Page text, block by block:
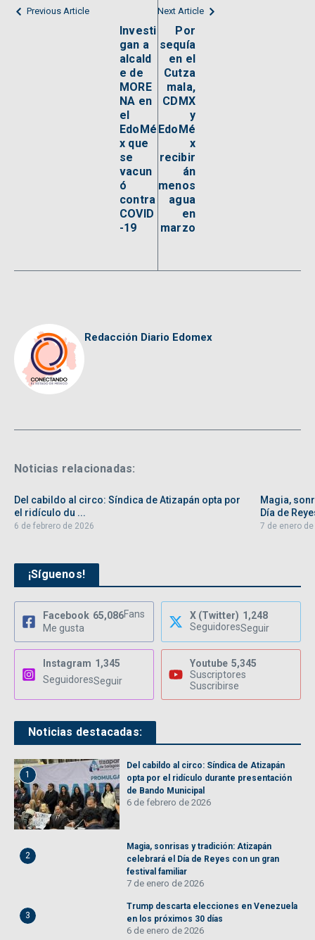
Previous Article
Investi
gan a
alcald
e de
MORE
NA en
el
EdoMé
x que
se
vacun
ó
contra
COVID
-19
Next Article
Por
sequía
en el
Cutza
mala,
CDMX
y
EdoMé
x
recibir
án
menos
agua
en
marzo
Redacción Diario Edomex
Noticias relacionadas:
Del cabildo al circo: Síndica de Atizapán opta por
el ridículo du ...
6 de febrero de 2026
Magia,
Día de
7 de enero
¡Síguenos!
Facebook 65,086Fans
Me gusta
X (Twitter) 1,248
SeguidoresSeguir
Instagram 1,345
SeguidoresSeguir
Youtube 5,345
Suscriptores
Suscribirse
Noticias destacadas:
1
Del cabildo al circo: Síndica de Atizapán
opta por el ridículo durante presentación
de Bando Municipal
6 de febrero de 2026
2
Magia, sonrisas y tradición: Atizapán
celebrará el Día de Reyes con un gran
festival familiar
7 de enero de 2026
3
Trump descarta elecciones en Venezuela
en los próximos 30 días
6 de enero de 2026